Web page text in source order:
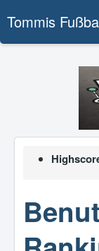
Tommis